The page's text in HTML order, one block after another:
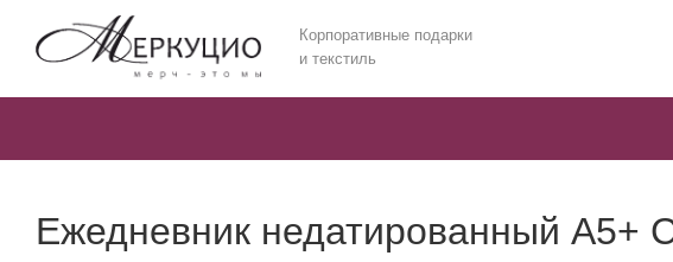
Корпоративные подарки
и текстиль
Ежедневник недатированный А5+